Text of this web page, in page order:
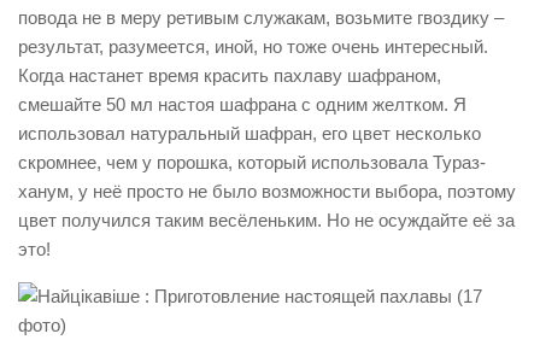
повода не в меру ретивым служакам, возьмите гвоздику –
результат, разумеется, иной, но тоже очень интересный.
Когда настанет время красить пахлаву шафраном,
смешайте 50 мл настоя шафрана с одним желтком. Я
использовал натуральный шафран, его цвет несколько
скромнее, чем у порошка, который использовала Тураз-
ханум, у неё просто не было возможности выбора, поэтому
цвет получился таким весёленьким. Но не осуждайте её за
это!